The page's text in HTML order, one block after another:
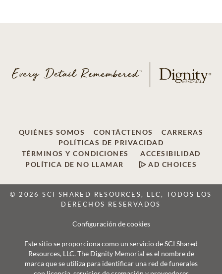
QUIÉNES SOMOS CONTÁCTENOS
CARRERAS
POLÍTICAS DE PRIVACIDAD
TÉRMINOS Y CONDICIONES
ACCESIBILIDAD
POLÍTICA DE NO LLAMAR
AD CHOICES
© 2026 SCI SHARED RESOURCES, LLC, TODOS LOS
DERECHOS RESERVADOS
Configuración de cookies
Este sitio se proporciona como un servicio de SCI Shared
Resources, LLC. The Dignity Memorial es el nombre de
marca que se utiliza para identificar una red de funerales